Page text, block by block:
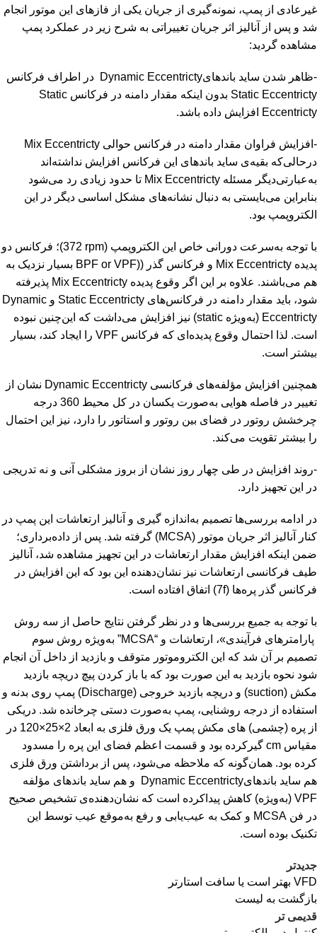
غیرعادی از پمپ، نمونه‌گیری از جریان یکی از فازهای این موتور انجام
شد و پس از آنالیز اثر جریان تغییراتی به شرح زیر در عملکرد پمپ
مشاهده گردید:
-ظاهر شدن ساید باندهایDynamic Eccentricty در اطراف فرکانس
Static Eccentricty بدون اینکه مقدار دامنه در فرکانس Static
Eccentricty
افزایش داده باشد.
-افزایش فراوان مقدار دامنه در فرکانس حوالی Mix Eccentricty
درحالی‌که بقیه‌ی ساید باندهای این فرکانس افزایش نداشته‌اند
به‌عبارتی‌دیگر مسئله Mix Eccentricty تا حدود زیادی رد می‌شود
بنابراین می‌بایستی به دنبال نشانه‌های مشکل اساسی دیگر در این
الکتروپمپ بود.
با توجه به‌سرعت دورانی خاص این الکتروپمپ (372 rpm)؛ فرکانس دو
پدیده Mix Eccentricty و فرکانس گذر (BPF or VPF) بسیار نزدیک به
هم می‌باشند. علاوه بر این اگر وقوع پدیده Mix Eccentricty پذیرفته
شود، باید مقدار دامنه در فرکانس‌های Static Eccentricty و Dynamic
Eccentricty (به‌ویژه static) نیز افزایش می‌داشت که این‌چنین نبوده
است. لذا احتمال وقوع پدیده‌ای که فرکانس VPF را ایجاد کند، بسیار
بیشتر است.
همچنین افزایش مؤلفه‌های فرکانسی Dynamic Eccentricty نشان از
تغییر در فاصله هوایی به‌صورت یکسان در کل محیط 360 درجه
چرخشش روتور در فضای بین روتور و استاتور را دارد، نیز این احتمال
را بیشتر تقویت می‌کند.
-روند افزایش در طی چهار روز نشان از بروز مشکلی آنی و نه تدریجی
در این تجهیز دارد.
در ادامه بررسی‌ها تصمیم به‌اندازه گیری و آنالیز ارتعاشات این پمپ در
کنار آنالیز اثر جریان موتور (MCSA) گرفته شد. پس از داده‌برداری؛
ضمن اینکه افزایش مقدار ارتعاشات در این تجهیز مشاهده شد، آنالیز
طیف فرکانسی ارتعاشات نیز نشان‌دهنده این بود که این افزایش در
فرکانس گذر پره‌ها (7f) اتفاق افتاده است.
با توجه به جمیع بررسی‌ها و در نظر گرفتن نتایج حاصل از سه روش
پارامترهای فرآیندی»، ارتعاشات و “MCSA” به‌ویژه روش سوم
تصمیم بر آن شد که این الکتروموتور متوقف و بازدید از داخل آن انجام
شود نحوه بازدید به این صورت بود که با باز کردن پیچ دریچه بازدید
مکش (suction) و دریچه بازدید خروجی (Discharge) پمپ روی بدنه و
استفاده از درجه روشنایی، پمپ به‌صورت دستی چرخانده شد. دریکی
از پره (چشمی) های مکش پمپ یک ورق فلزی به ابعاد 2×25×120 در
مقیاس cm گیرکرده بود و قسمت اعظم فضای این پره را مسدود
کرده بود. همان‌گونه که ملاحظه می‌شود، پس از برداشتن ورق فلزی
هم ساید باندهایDynamic Eccentricty
و هم ساید باندهای مؤلفه
VPF (به‌ویژه) کاهش پیداکرده است که نشان‌دهنده‌ی تشخیص صحیح
در فن MCSA و کمک به عیب‌یابی و رفع به‌موقع عیب توسط این
تکنیک بوده است.
جدیدتر
VFD بهتر است یا سافت استارتر
بازگشت به لیست
قدیمی تر